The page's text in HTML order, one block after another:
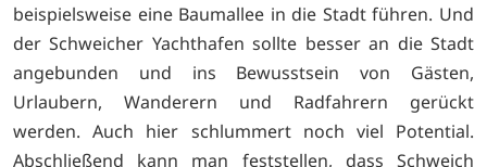
beispielsweise eine Baumallee in die Stadt führen. Und
der Schweicher Yachthafen sollte besser an die Stadt
angebunden und ins Bewusstsein von Gästen,
Urlaubern, Wanderern und Radfahrern gerückt
werden. Auch hier schlummert noch viel Potential.
Abschließend kann man feststellen, dass Schweich